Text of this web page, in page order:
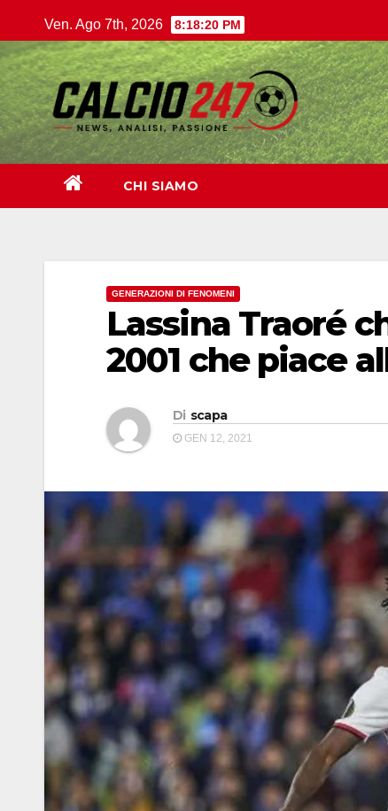
al
contenuto
Ven. Ago 7th, 2026 8:18:21 PM
CHI SIAMO
GENERAZIONI DI FENOMENI
Lassina Traoré
2001 che piace
Di scapa
GEN 12, 2021